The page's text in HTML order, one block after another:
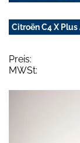
Citroën C4 X Plus
Preis:
MWSt: